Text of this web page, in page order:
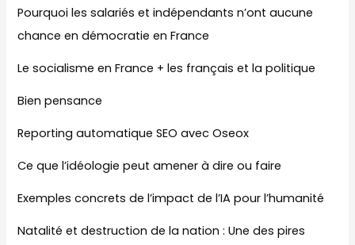
Pourquoi les salariés et indépendants n’ont aucune
chance en démocratie en France
Le socialisme en France + les français et la politique
Bien pensance
Reporting automatique SEO avec Oseox
Ce que l’idéologie peut amener à dire ou faire
Exemples concrets de l’impact de l’IA pour l’humanité
Natalité et destruction de la nation : Une des pires